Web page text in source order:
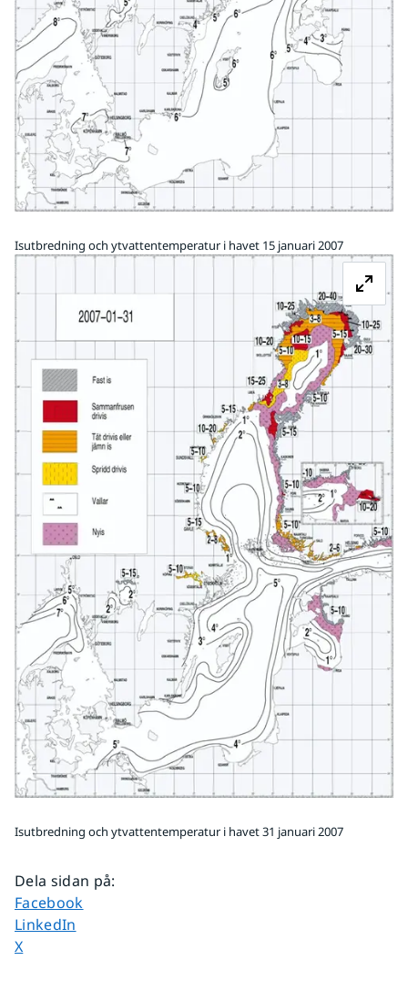
Isutbredning och ytvattentemperatur i havet 15 januari 2007
Isutbredning och ytvattentemperatur i havet 31 januari 2007
Dela sidan på:
Dela sidan på
Facebook
Dela sidan på
LinkedIn
Dela sidan på
X